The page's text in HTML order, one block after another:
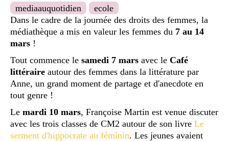
mediaauquotidien
ecole
Dans le cadre de la journée des droits des femmes, la
médiathèque a mis en valeur les femmes du 7 au 14
mars !
Tout commence le samedi 7 mars avec le Café
littéraire autour des femmes dans la littérature par
Anne, un grand moment de partage et d'anecdote en
tout genre !
Le mardi 10 mars, Françoise Martin est venue discuter
avec les trois classes de CM2 autour de son livre Le
serment d'hippocrate au féminin. Les jeunes avaient